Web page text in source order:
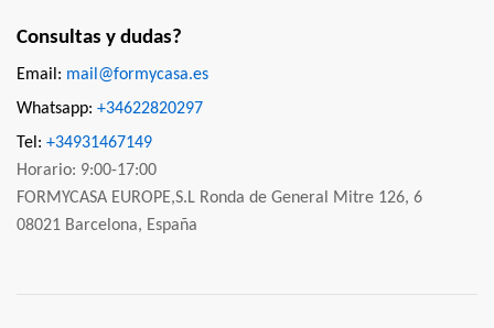
Consultas y dudas?
Email: mail@formycasa.es
Whatsapp: +34622820297
Tel: +34931467149
Horario: 9:00-17:00
FORMYCASA EUROPE,S.L Ronda de General Mitre 126, 6
08021 Barcelona, España